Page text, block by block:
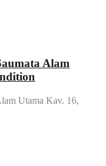
Alam
Utama Kav. 16,